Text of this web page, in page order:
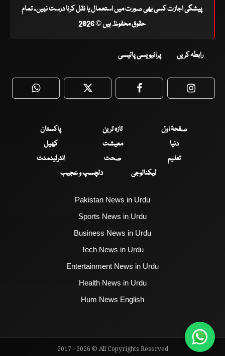
پیشگی اجازت کسی بھی صورت میں استعمال یا نقل کرنا درست نہیں۔ تمام
حقوق محفوظ ہیں © 2026
رابطہ کریں پرائیویسی پالیسی
WhatsApp Twitter Facebook
صفحۂ اول تازہ ترین
پاکستان
دنیا
معیشت
کھیل
تعلیم
صحت
انٹرٹینمنٹ
ٹیکنالوجی
دلچسپ و عجیب
Pakistan News in Urdu
Sports News in Urdu
Business News in Urdu
Tech News in Urdu
Entertainment News in Urdu
Health News in Urdu
Hum News English
2017 - 2026 © All Copyrights Reserved